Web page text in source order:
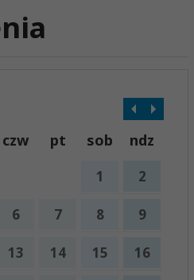
czw pt sob ndz
1 2
6 7 8 9
13 14 15 16